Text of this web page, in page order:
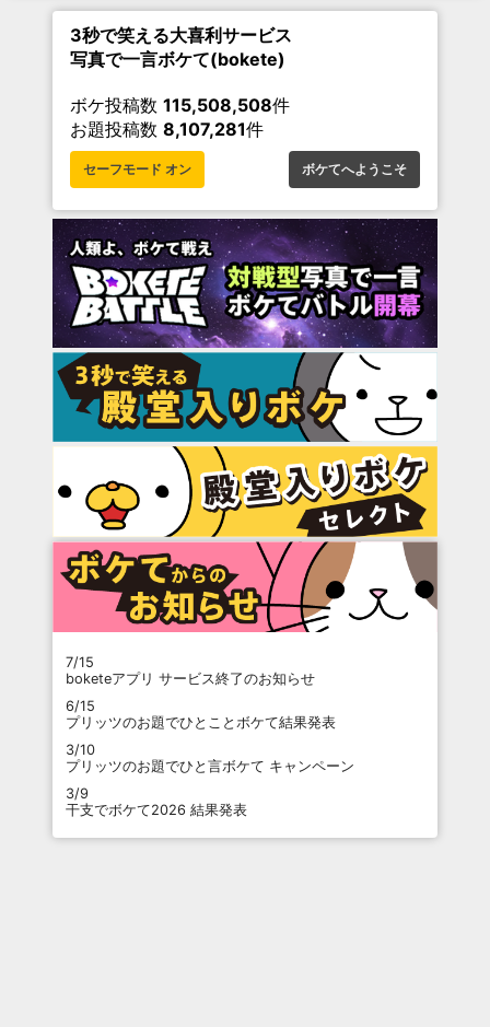
3秒で笑える大喜利サービス
写真で一言ボケて(bokete)
ボケ投稿数 115,508,508件
お題投稿数 8,107,281件
セーフモード オン ボケてへようこそ
7/15
boketeアプリ サービス終了のお知らせ
6/15
プリッツのお題でひとことボケて結果発表
3/10
プリッツのお題でひと言ボケて キャンペーン
3/9
干支でボケて2026 結果発表